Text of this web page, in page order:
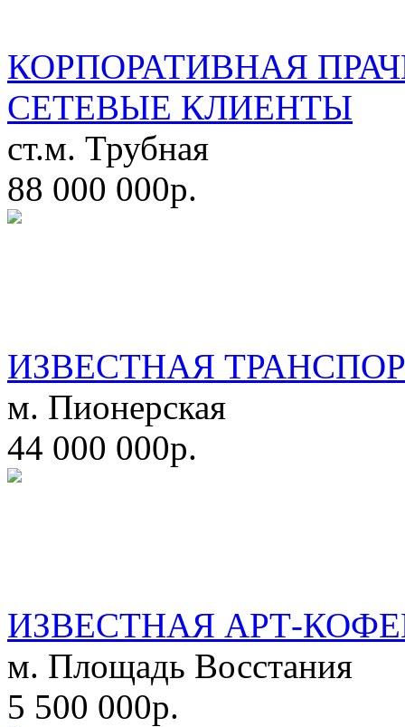
КОРПОРАТИВНАЯ
СЕТЕВЫЕ КЛИЕНТЫ
ст.м. Трубная
88 000 000р.
ИЗВЕСТНАЯ
м. Пионерская
44 000 000р.
ИЗВЕСТНАЯ АРТ-
м. Площадь Восстания
5 500 000р.